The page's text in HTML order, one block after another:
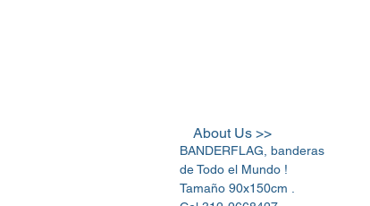
About Us >>
BANDERFLAG, banderas
de Todo el Mundo !
Tamaño 90x150cm .